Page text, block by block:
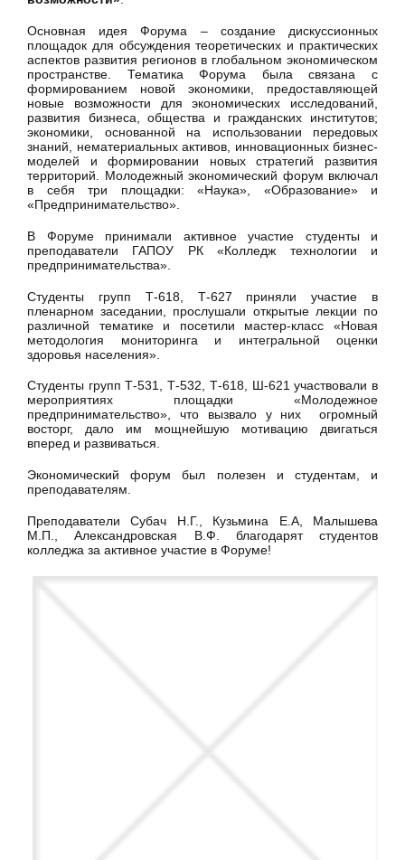
Основная идея Форума – создание дискуссионных
площадок для обсуждения теоретических и практических
аспектов развития регионов в глобальном экономическом
пространстве. Тематика Форума была связана с
формированием новой экономики, предоставляющей
новые возможности для экономических исследований,
развития бизнеса, общества и гражданских институтов;
экономики, основанной на использовании передовых
знаний, нематериальных активов, инновационных бизнес-
моделей и формировании новых стратегий развития
территорий. Молодежный экономический форум включал
в себя три площадки: «Наука», «Образование» и
«Предпринимательство».
В Форуме принимали активное участие студенты и
преподаватели ГАПОУ РК «Колледж технологии и
предпринимательства».
Студенты групп Т-618, Т-627 приняли участие в
пленарном заседании, прослушали открытые лекции по
различной тематике и посетили мастер-класс «Новая
методология мониторинга и интегральной оценки
здоровья населения».
Студенты групп Т-531, Т-532, Т-618, Ш-621 участвовали в
мероприятиях площадки «Молодежное
предпринимательство», что вызвало у них огромный
восторг, дало им мощнейшую мотивацию двигаться
вперед и развиваться.
Экономический форум был полезен и студентам, и
преподавателям.
Преподаватели Субач Н.Г., Кузьмина Е.А, Малышева
М.П., Александровская В.Ф. благодарят студентов
колледжа за активное участие в Форуме!